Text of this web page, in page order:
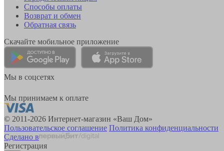
Способы оплаты
Возврат и обмен
Обратная связь
Скачайте мобильное приложение
Мы в соцсетях
Мы принимаем к оплате
© 2011-2026 Интернет-магазин «Ваш Дом»
Пользовательское соглашение Политика конфиденциальности
Сделано в
Регистрация